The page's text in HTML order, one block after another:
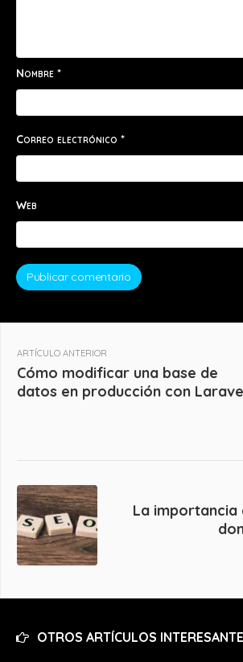
Nombre *
Correo electrónico *
Web
ARTÍCULO ANTERIOR
Cómo modificar una base de
datos en producción con
La importancia
OTROS ARTÍCULOS